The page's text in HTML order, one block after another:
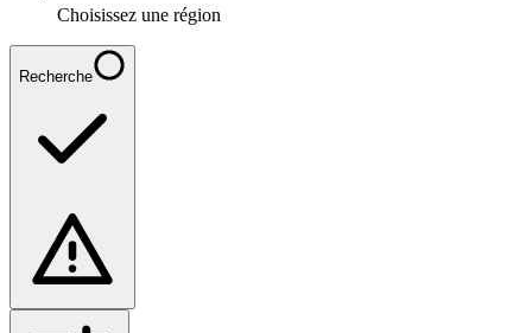
Choisissez une région
Recherche